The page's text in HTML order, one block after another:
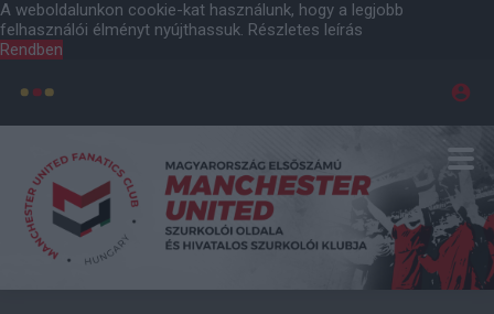
A weboldalunkon cookie-kat használunk, hogy a legjobb
felhasználói élményt nyújthassuk. Részletes leírás
Rendben